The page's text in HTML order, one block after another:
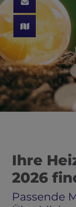
Ihre
2026
Passende